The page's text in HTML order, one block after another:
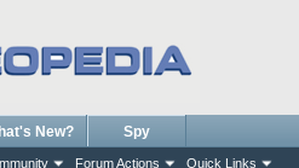
Forum Actions Quick Links
New? Spy